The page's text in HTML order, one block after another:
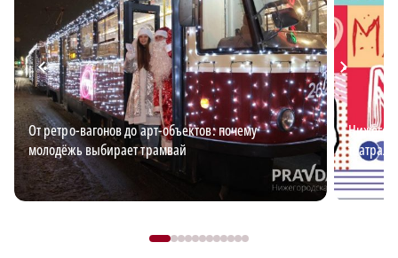
От ретро-вагонов до арт-объектов: почему
молодёжь выбирает трамвай